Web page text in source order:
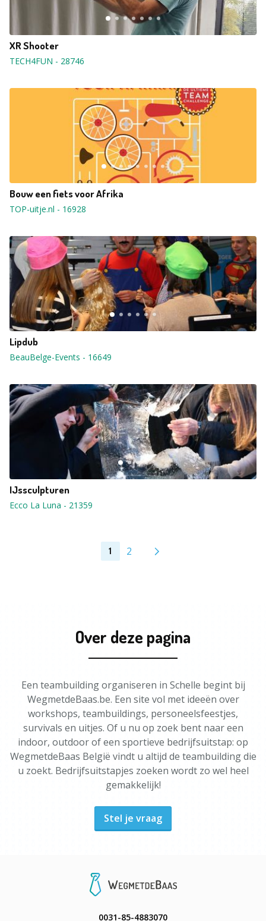
XR Shooter
TECH4FUN - 28746
Bouw een fiets voor Afrika
TOP-uitje.nl - 16928
Lipdub
BeauBelge-Events - 16649
IJssculpturen
Ecco La Luna - 21359
1 2
Over deze pagina
Een teambuilding organiseren in Schelle begint bij
WegmetdeBaas.be. Een site vol met ideeën over
workshops, teambuildings, personeelsfeestjes,
survivals en uitjes. Of u nu op zoek bent naar een
indoor, outdoor of een sportieve bedrijfsuitstap: op
WegmetdeBaas België vindt u altijd de teambuilding die
u zoekt. Bedrijfsuitstapjes zoeken wordt zo wel heel
gemakkelijk!
Stel je vraag
0031-85-4883070